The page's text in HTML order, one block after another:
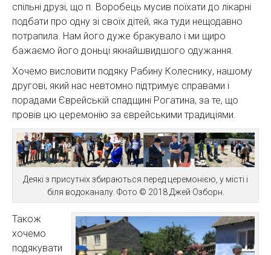
спільні друзі, що п. Воробець мусив поїхати до лікарні
подбати про одну зі своїх дітей, яка туди нещодавно
потрапила. Нам його дуже бракувало і ми щиро
бажаємо його доньці якнайшвидшого одужання.
Хочемо висловити подяку Рабину Колеснику, нашому
другові, який нас невтомно підтримує справами і
порадами Єврейській спадщині Рогатина, за те, що
провів цю церемонію за єврейськими традиціями.
Деякі з присутніх збираються перед церемонією, у місті і
біля водоканалу. Фото © 2018 Джей Озборн.
Також
хочемо
подякувати